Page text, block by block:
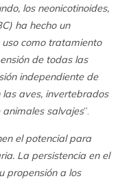
los neonicotinoides,
ha hecho un
como tratamiento
de todas las
independiente de
aves, invertebrados
salvajes”.
el potencial para
La persistencia en el
propensión a los